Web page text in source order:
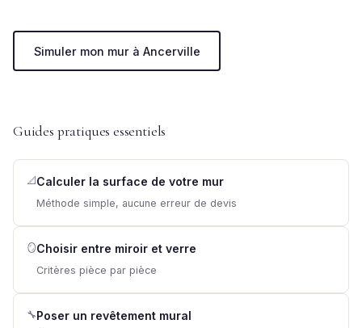
Simuler mon mur à Ancerville
Guides pratiques essentiels
📐 Calculer la surface de votre mur
Méthode simple, aucune erreur de devis
🪞Choisir entre miroir et verre
Critères pièce par pièce
🔧Poser un revêtement mural